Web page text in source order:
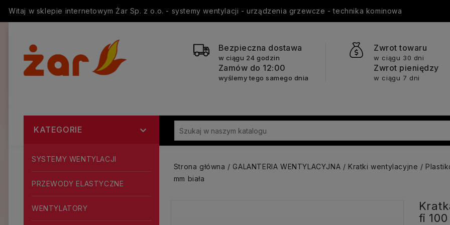
Witaj w sklepie internetowym Żar Sp. z o.o. - systemy wentylacji - urządzenia grzewcze - technika kominowa
Bezpieczna dostawa
w ciągu 24 godzin
Zamów do 12:00
wyślemy tego samego dnia
Zwrot towaru
w ciągu 30 dni
Zwrot pieniędzy
w ciągu 7 dni
KATEGORIE 
SYSTEMY WENTYLACJI
PRZEWODY ELASTYCZNE
WENTYLATORY
Strona główna GALANTERIA WENTYLACYJNA Kratki wentylacyjne
mm biała
fi 100